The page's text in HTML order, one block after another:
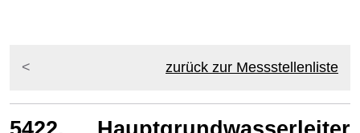
zurück zur Messstellenliste